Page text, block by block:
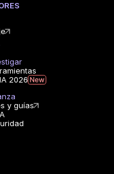
2026
y guías